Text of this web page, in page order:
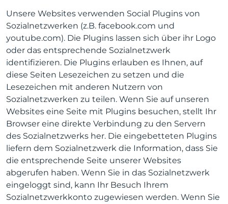
Unsere Websites verwenden Social Plugins von
Sozialnetzwerken (z.B. facebook.com und
youtube.com). Die Plugins lassen sich über ihr Logo
oder das entsprechende Sozialnetzwerk
identifizieren. Die Plugins erlauben es Ihnen, auf
diese Seiten Lesezeichen zu setzen und die
Lesezeichen mit anderen Nutzern von
Sozialnetzwerken zu teilen. Wenn Sie auf unseren
Websites eine Seite mit Plugins besuchen, stellt Ihr
Browser eine direkte Verbindung zu den Servern
des Sozialnetzwerks her. Die eingebetteten Plugins
liefern dem Sozialnetzwerk die Information, dass Sie
die entsprechende Seite unserer Websites
abgerufen haben. Wenn Sie in das Sozialnetzwerk
eingeloggt sind, kann Ihr Besuch Ihrem
Sozialnetzwerkkonto zugewiesen werden. Wenn Sie